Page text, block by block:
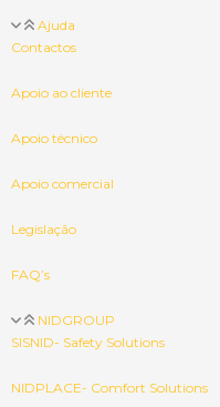
Ajuda
Contactos
Apoio ao cliente
Apoio técnico
Apoio comercial
Legislação
FAQ’s
NIDGROUP
SISNID- Safety Solutions
NIDPLACE- Comfort Solutions